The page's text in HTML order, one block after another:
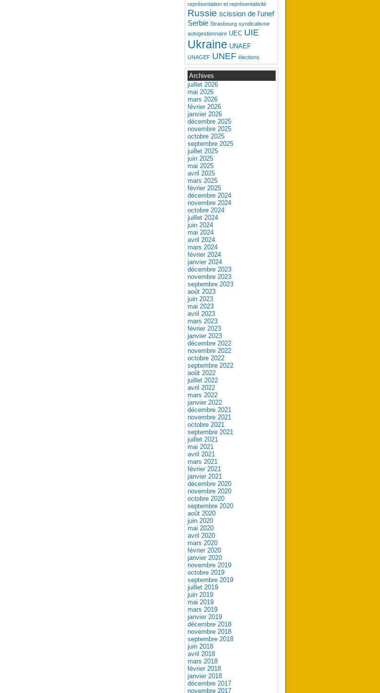
représentation et représentativité
Russie scission de l'unef
Serbie Strasbourg syndicalisme
autogestionnaire UEC UIE
Ukraine UNAEF
UNAGEF UNEF élections
Archives
juillet 2026
mai 2026
mars 2026
février 2026
janvier 2026
décembre 2025
novembre 2025
octobre 2025
septembre 2025
juillet 2025
juin 2025
mai 2025
avril 2025
mars 2025
février 2025
décembre 2024
novembre 2024
octobre 2024
juillet 2024
juin 2024
mai 2024
avril 2024
mars 2024
février 2024
janvier 2024
décembre 2023
novembre 2023
septembre 2023
août 2023
juin 2023
mai 2023
avril 2023
mars 2023
février 2023
janvier 2023
décembre 2022
novembre 2022
octobre 2022
septembre 2022
août 2022
juillet 2022
avril 2022
mars 2022
janvier 2022
décembre 2021
novembre 2021
octobre 2021
septembre 2021
juillet 2021
mai 2021
avril 2021
mars 2021
février 2021
janvier 2021
décembre 2020
novembre 2020
octobre 2020
septembre 2020
août 2020
juin 2020
mai 2020
avril 2020
mars 2020
février 2020
janvier 2020
novembre 2019
octobre 2019
septembre 2019
juillet 2019
juin 2019
mai 2019
mars 2019
janvier 2019
décembre 2018
novembre 2018
septembre 2018
juin 2018
avril 2018
mars 2018
février 2018
janvier 2018
décembre 2017
novembre 2017